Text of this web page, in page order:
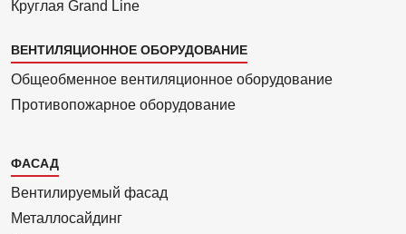
Круглая Grand Line
ВЕНТИЛЯЦИОННОЕ ОБОРУДОВАНИЕ
Общеобменное вентиляционное оборудование
Противопожарное оборудование
Каталог
2
ФАСАД
Вентилиру­емый фасад
Металло­сайдинг